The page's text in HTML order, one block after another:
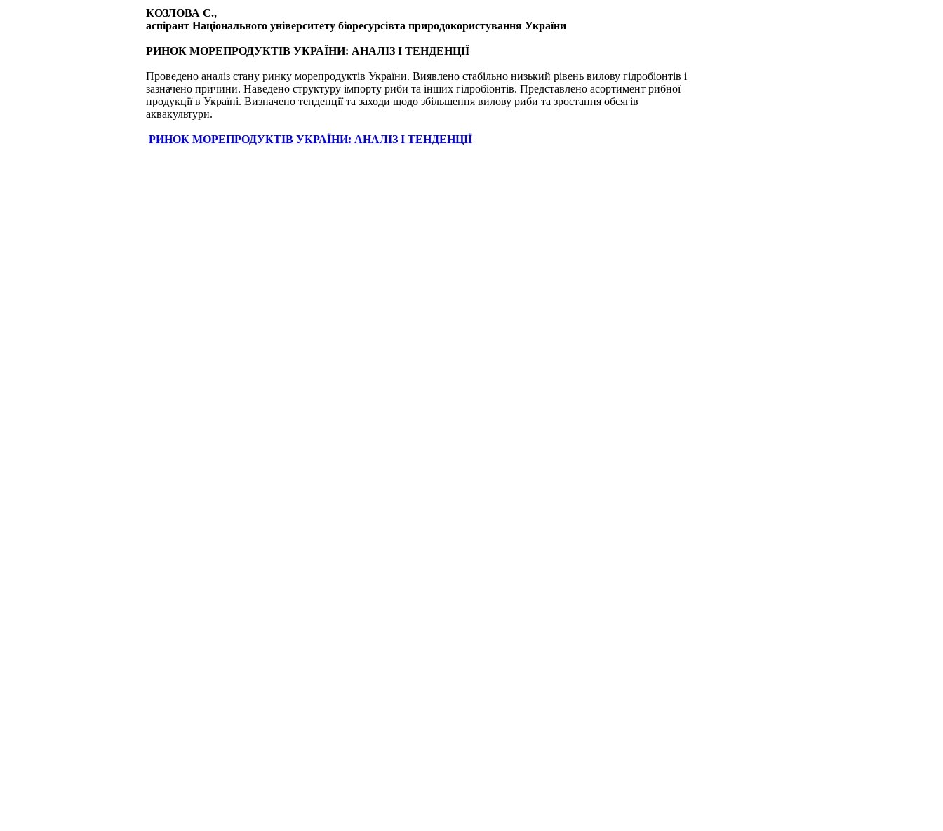
КОЗЛОВА С.,
аспірант Національного університету біоресурсівта природокористування України
РИНОК МОРЕПРОДУКТІВ УКРАЇНИ: АНАЛІЗ І ТЕНДЕНЦІЇ
Проведено аналіз стану ринку морепродуктів України. Виявлено стабільно низький рівень вилову гідробіонтів і
зазначено причини. Наведено структуру імпорту риби та інших гідробіонтів. Представлено асортимент рибної
продукції в Україні. Визначено тенденції та заходи щодо збільшення вилову риби та зростання обсягів
аквакультури.
РИНОК МОРЕПРОДУКТІВ УКРАЇНИ: АНАЛІЗ І ТЕНДЕНЦІЇ